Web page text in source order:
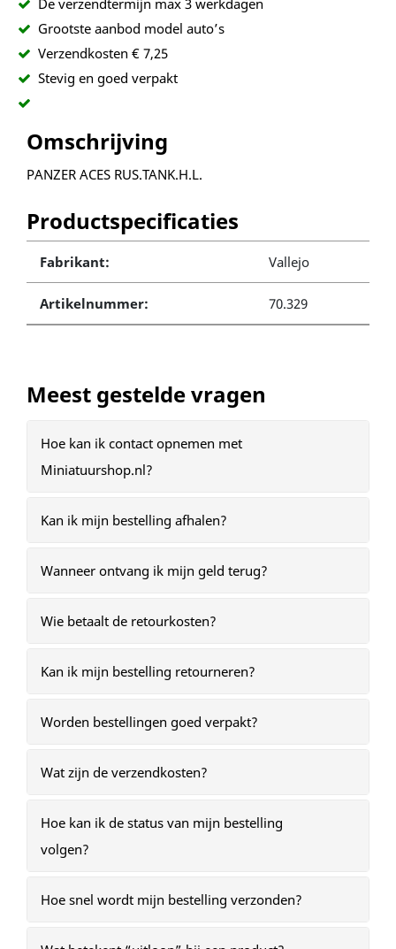
De verzendtermijn max 3 werkdagen
Grootste aanbod model auto’s
Verzendkosten € 7,25
Stevig en goed verpakt
Omschrijving
PANZER ACES RUS.TANK.H.L.
Productspecificaties
Fabrikant: Vallejo
Artikelnummer: 70.329
Meest gestelde vragen
Hoe kan ik contact opnemen met
Miniatuurshop.nl?
Kan ik mijn bestelling afhalen?
Wanneer ontvang ik mijn geld terug?
Wie betaalt de retourkosten?
Kan ik mijn bestelling retourneren?
Worden bestellingen goed verpakt?
Wat zijn de verzendkosten?
Hoe kan ik de status van mijn bestelling
volgen?
Hoe snel wordt mijn bestelling verzonden?